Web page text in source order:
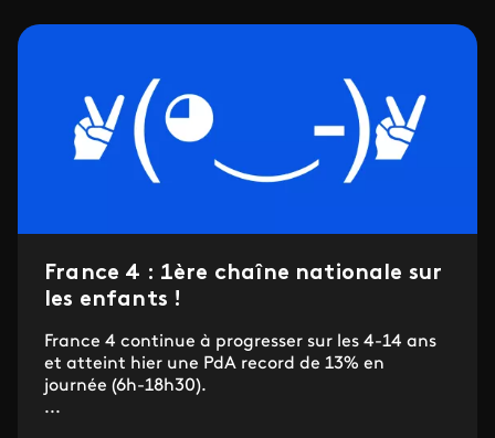
France 4 : 1ère chaîne nationale sur
les enfants !
France 4 continue à progresser sur les 4-14 ans
et atteint hier une PdA record de 13% en
journée (6h-18h30).
...